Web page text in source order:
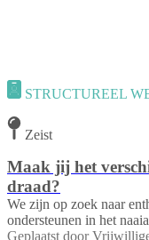
STRUCTUREEL
Zeist
Maak jij het
draad?
We zijn op zoek naar
ondersteunen in het
Geplaatst door